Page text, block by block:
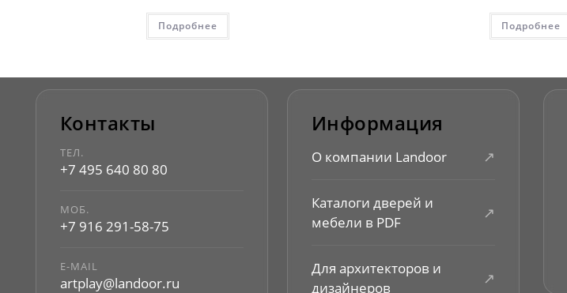
Подробнее Подробнее
Контакты
ТЕЛ.
+7 495 640 80 80
МОБ.
+7 916 291-58-75
E-MAIL
artplay@landoor.ru
Информация
О компании Landoor ↗
Каталоги дверей и
мебели в PDF
↗
Для архитекторов и
дизайнеров
↗